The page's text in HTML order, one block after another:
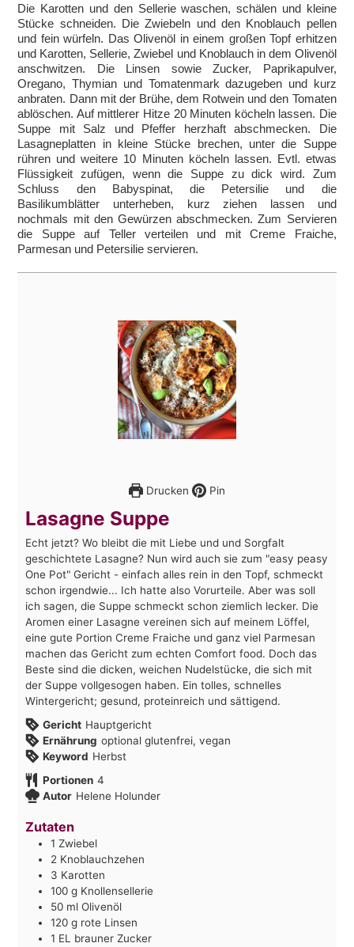
Die Karotten und den Sellerie waschen, schälen und kleine
Stücke schneiden. Die Zwiebeln und den Knoblauch pellen
und fein würfeln. Das Olivenöl in einem großen Topf erhitzen
und Karotten, Sellerie, Zwiebel und Knoblauch in dem Olivenöl
anschwitzen. Die Linsen sowie Zucker, Paprikapulver,
Oregano, Thymian und Tomatenmark dazugeben und kurz
anbraten. Dann mit der Brühe, dem Rotwein und den Tomaten
ablöschen. Auf mittlerer Hitze 20 Minuten köcheln lassen. Die
Suppe mit Salz und Pfeffer herzhaft abschmecken. Die
Lasagneplatten in kleine Stücke brechen, unter die Suppe
rühren und weitere 10 Minuten köcheln lassen. Evtl. etwas
Flüssigkeit zufügen, wenn die Suppe zu dick wird. Zum
Schluss den Babyspinat, die Petersilie und die
Basilikumblätter unterheben, kurz ziehen lassen und
nochmals mit den Gewürzen abschmecken. Zum Servieren
die Suppe auf Teller verteilen und mit Creme Fraiche,
Parmesan und Petersilie servieren.
Drucken Pin
Lasagne Suppe
Echt jetzt? Wo bleibt die mit Liebe und und Sorgfalt
geschichtete Lasagne? Nun wird auch sie zum "easy peasy
One Pot" Gericht - einfach alles rein in den Topf, schmeckt
schon irgendwie... Ich hatte also Vorurteile. Aber was soll
ich sagen, die Suppe schmeckt schon ziemlich lecker. Die
Aromen einer Lasagne vereinen sich auf meinem Löffel,
eine gute Portion Creme Fraiche und ganz viel Parmesan
machen das Gericht zum echten Comfort food. Doch das
Beste sind die dicken, weichen Nudelstücke, die sich mit
der Suppe vollgesogen haben. Ein tolles, schnelles
Wintergericht; gesund, proteinreich und sättigend.
Gericht Hauptgericht
Ernährung optional glutenfrei, vegan
Keyword Herbst
Portionen 4
Autor Helene Holunder
Zutaten
1 Zwiebel
2 Knoblauchzehen
3 Karotten
100 g Knollensellerie
50 ml Olivenöl
120 g rote Linsen
1 EL brauner Zucker